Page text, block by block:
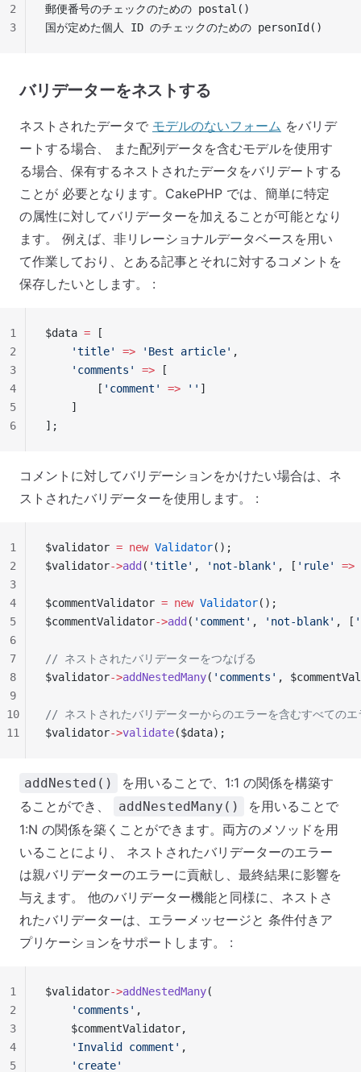
郵便番号のチェックのための postal()
国が定めた個人 ID のチェックのための personId()
2
3
バリデーターをネストする
ネストされたデータで モデルのないフォーム をバリデ
ートする場合、 また配列データを含むモデルを使用す
る場合、保有するネストされたデータをバリデートする
ことが 必要となります。CakePHP では、簡単に特定
の属性に対してバリデーターを加えることが可能となり
ます。 例えば、非リレーショナルデータベースを用い
て作業しており、とある記事とそれに対するコメントを
保存したいとします。 :
$data = [
    'title'
=> 'Best article' ,
    'comments'
=> [
        [
'comment' => '' ]
    ]
];
1
2
3
4
5
6
コメントに対してバリデーションをかけたい場合は、ネ
ストされたバリデーターを使用します。 :
$validator = new Validator();
$validator->add ( 'title' , 'not-blank' , [ 'rule' =>
$commentValidator = new Validator();
$commentValidator->add ( 'comment' , 'not-blank' , [
// ネストされたバリデーターをつなげる
$validator->addNestedMany( 'comments' ,
// ネストされたバリデーターからのエラーを含むすべてのエ
$validator->validate($data);
1
2
3
4
5
6
7
8
9
10
11
addNested()
を用いることで、1:1 の関係を構築す
ることができ、
addNestedMany()
を用いることで
1:N の関係を築くことができます。両方のメソッドを用
いることにより、 ネストされたバリデーターのエラー
は親バリデーターのエラーに貢献し、最終結果に影響を
与えます。 他のバリデーター機能と同様に、ネストさ
れたバリデーターは、エラーメッセージと 条件付きア
プリケーションをサポートします。 :
$validator->addNestedMany(
    'comments'
,
    $commentValidator,
    'Invalid comment'
,
    'create'
1
2
3
4
5